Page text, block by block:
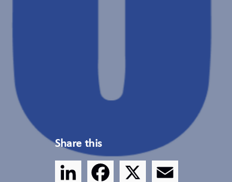
Share this
LinkedInFacebook
X Email